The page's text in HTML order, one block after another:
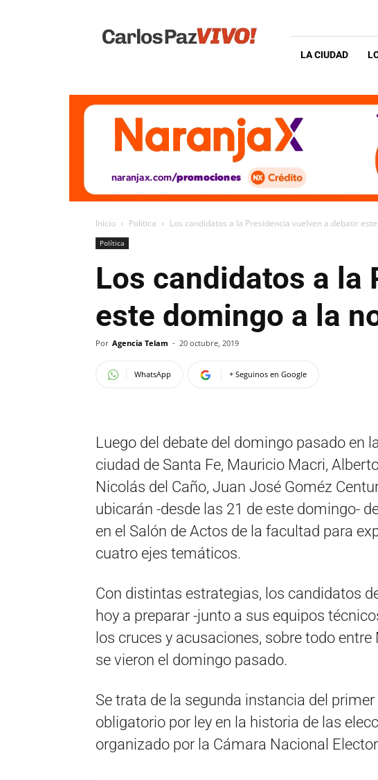
Vivo
LA CIUDAD
Inicio Política Los candidatos a la Presidencia vuelven a debatir
Política
Los candidatos a la
este domingo a la
Por Agencia Telam - 20 octubre, 2019
WhatsApp + Seguinos en Google
Luego del debate del domingo pasado en
ciudad de Santa Fe, Mauricio Macri,
Nicolás del Caño, Juan José Goméz
ubicarán -desde las 21 de este domingo-
en el Salón de Actos de la facultad para
cuatro ejes temáticos.
Con distintas estrategias, los candidatos
hoy a preparar -junto a sus equipos
los cruces y acusaciones, sobre todo
se vieron el domingo pasado.
Se trata de la segunda instancia del primer
obligatorio por ley en la historia de las
organizado por la Cámara Nacional